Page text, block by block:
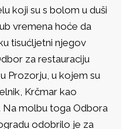
koji su s bolom u duši
vremena hoće da
tisućljetni njegov
za restauraciju
Prozorju, u kojem su
Krčmar kao
Na molbu toga Odbora
odobrilo je za